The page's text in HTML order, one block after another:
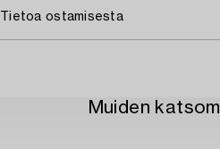
Tietoa ostamisesta
Muiden